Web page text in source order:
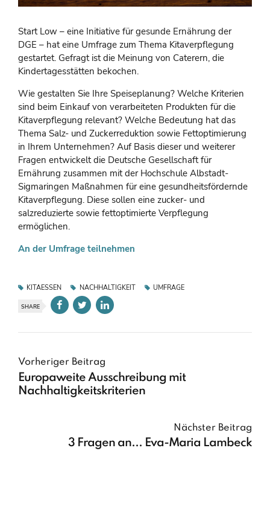
Start Low – eine Initiative für gesunde Ernährung der
DGE – hat eine Umfrage zum Thema Kitaverpflegung
gestartet. Gefragt ist die Meinung von Caterern, die
Kindertagesstätten bekochen.
Wie gestalten Sie Ihre Speiseplanung? Welche Kriterien
sind beim Einkauf von verarbeiteten Produkten für die
Kitaverpflegung relevant? Welche Bedeutung hat das
Thema Salz- und Zuckerreduktion sowie Fettoptimierung
in Ihrem Unternehmen? Auf Basis dieser und weiterer
Fragen entwickelt die Deutsche Gesellschaft für
Ernährung zusammen mit der Hochschule Albstadt-
Sigmaringen Maßnahmen für eine gesundheitsfördernde
Kitaverpflegung. Diese sollen eine zucker- und
salzreduzierte sowie fettoptimierte Verpflegung
ermöglichen.
An der Umfrage teilnehmen
KITAESSEN NACHHALTIGKEIT UMFRAGE
SHARE
Vorheriger Beitrag
Europaweite Ausschreibung mit
Nachhaltigkeitskriterien
Nächster Beitrag
3 Fragen an... Eva-Maria Lambeck